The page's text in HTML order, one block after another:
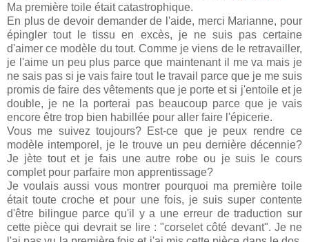
Ma première toile était catastrophique.
En plus de devoir demander de l'aide, merci Marianne, pour
épingler tout le tissu en excès, je ne suis pas certaine
d'aimer ce modèle du tout. Comme je viens de le retravailler,
je l'aime un peu plus parce que maintenant il me va mais je
ne sais pas si je vais faire tout le travail parce que je me suis
promis de faire des vêtements que je porte et si j'entoile et je
double, je ne la porterai pas beaucoup parce que je vais
encore être trop bien habillée pour aller faire l'épicerie.
Vous me suivez toujours? Est-ce que je peux rendre ce
modèle intemporel, je le trouve un peu dernière décennie?
Je jète tout et je fais une autre robe ou je suis le cours
complet pour parfaire mon apprentissage?
Je voulais aussi vous montrer pourquoi ma première toile
était toute croche et pour une fois, je suis super contente
d'être bilingue parce qu'il y a une erreur de traduction sur
cette pièce qui devrait se lire : "corselet côté devant". Je ne